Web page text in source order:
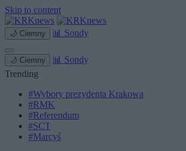
Skip to content
🌙 Ciemny 📊 Sondy
🌙 Ciemny 📊 Sondy
Trending
#Wybory prezydenta Krakowa
#RMK
#Referendum
#SCT
#Marcyś